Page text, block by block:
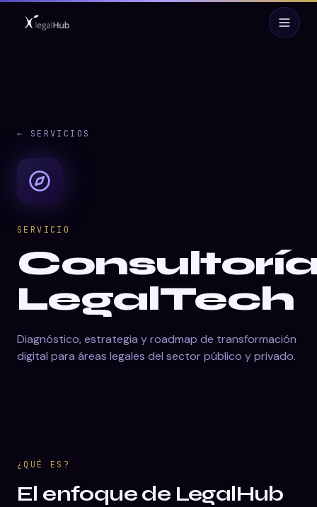
← SERVICIOS
SERVICIO
LegalTech
Diagnóstico, estrategia y roadmap de transformación
digital para áreas legales del sector público y privado.
¿QUÉ ES?
El enfoque de LegalHub